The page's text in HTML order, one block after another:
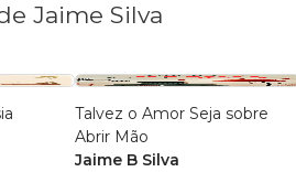
Jaime Silva
Talvez o Amor Seja sobre
Abrir Mão
Jaime B Silva